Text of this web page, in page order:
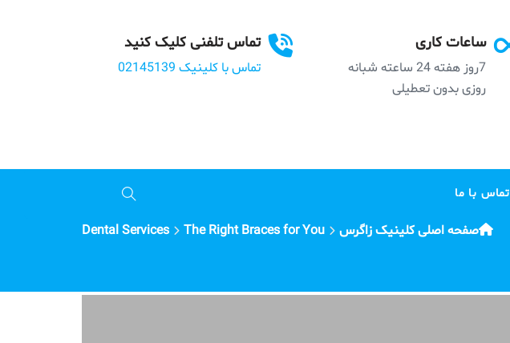
تماس تلفنی کلیک کنید
تماس با کلینیک 02145139
ساعات کاری
7روز هفته 24 ساعته شبانه
روزی بدون تعطیلی
تماس با ما
صفحه اصلی کلینیک زاگرس Dental Services The Right Braces for You